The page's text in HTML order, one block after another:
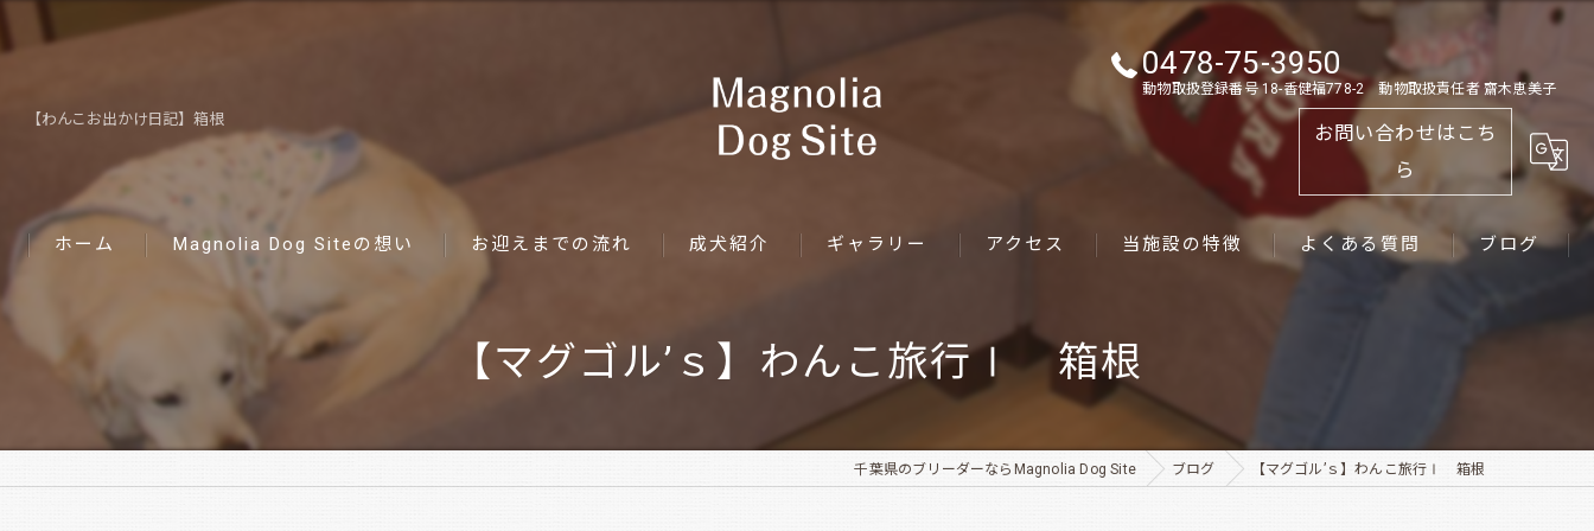
【わんこお出かけ日記】箱根
0478-75-3950
動物取扱登録番号 18-香健福778-2 動物取扱責任者 齋木恵美子
お問い合わせはこち
ら
ホーム Magnolia Dog Siteの想い お迎えまでの流れ 成犬紹介 ギャラリー アクセス 当施設の特徴
パピー
犬舎
よくある質問 ブログ
【マグゴル’ｓ】わんこ旅行Ⅰ 箱根
千葉県のブリーダーならMagnolia Dog Site ブログ 【マグゴル’ｓ】わんこ旅行Ⅰ 箱根